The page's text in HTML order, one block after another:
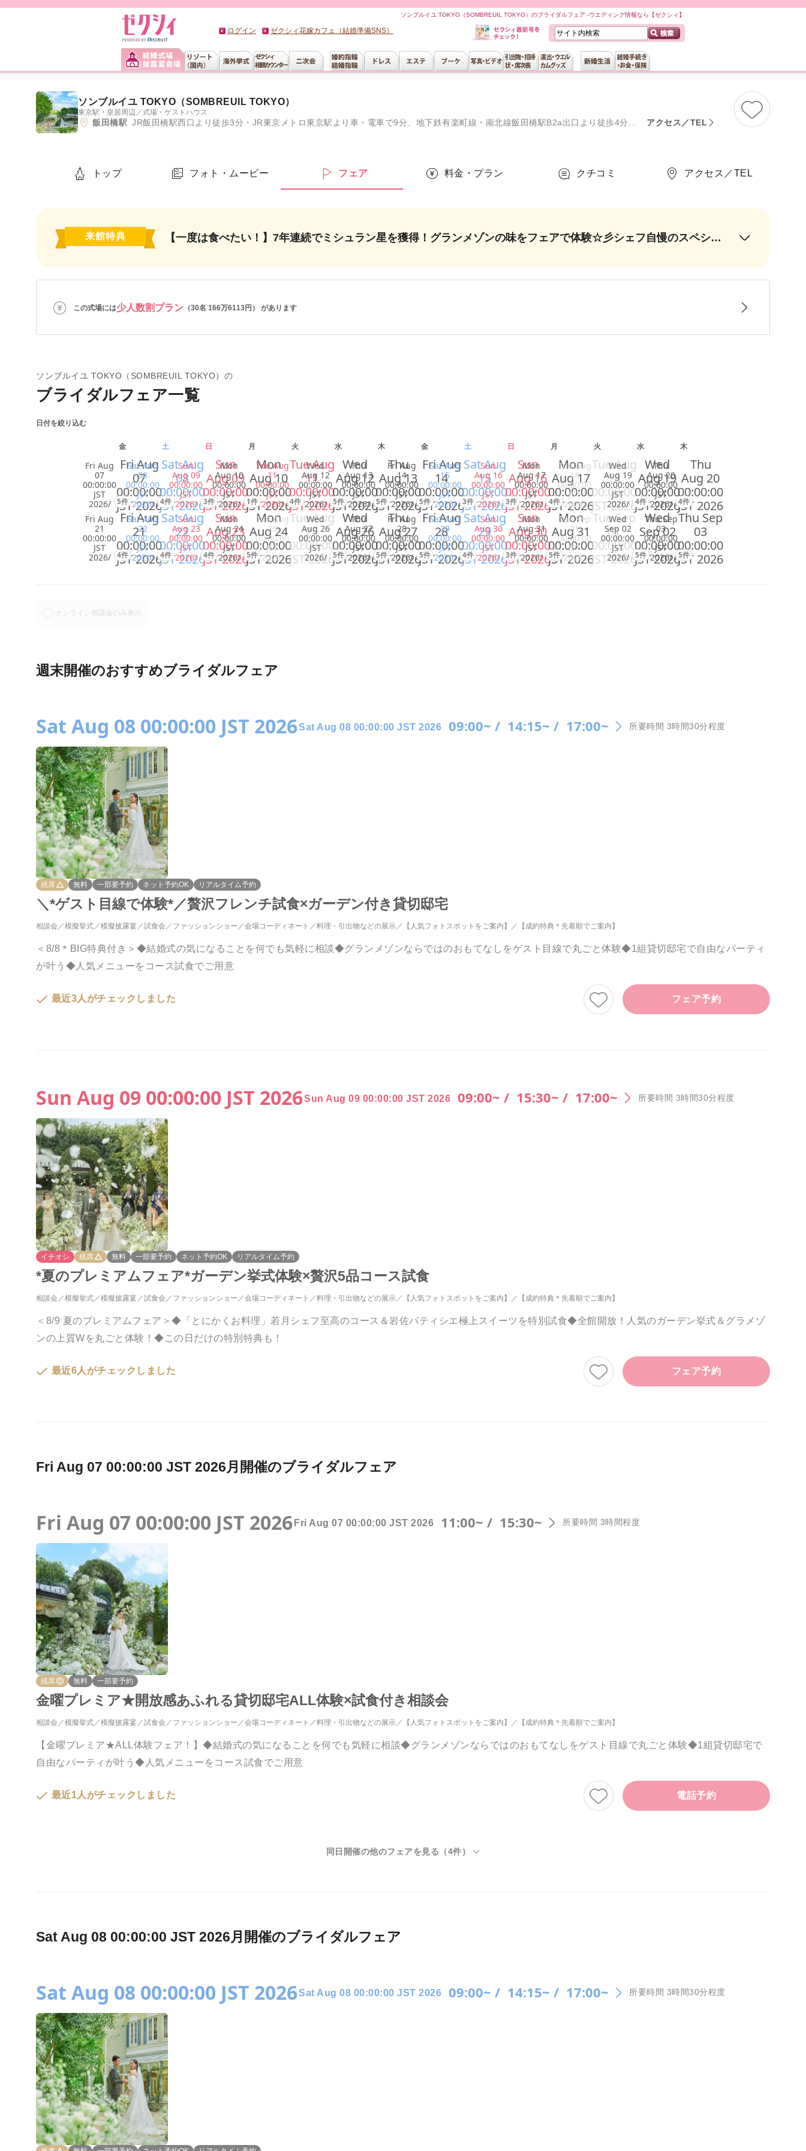
ソンブルイユ TOKYO（SOMBREUIL TOKYO）のブライダルフェア -ウエディング情報なら【ゼクシィ】
ログイン ゼクシィ花嫁カフェ（結婚準備SNS）
ソンブルイユ TOKYO（SOMBREUIL TOKYO）
東京駅・皇居周辺 ／式場・ゲストハウス
飯田橋駅 JR飯田橋駅西口より徒歩3分・JR東京メトロ東京駅より車・電車で9分、地下鉄有楽町線・南北線飯田橋駅B2a出口より徒歩4分、地下鉄東西線・都営大江戸線飯田橋駅A3出口より徒歩7分 アクセス／TEL
トップ フォト・ムービー フェア 料金・プラン クチコミ アクセス／TEL
来館特典 【一度は食べたい！】7年連続でミシュラン星を獲得！グランメゾンの味をフェアで体験☆彡シェフ自慢のスペシャリテや牛フィレ肉のグリエなど評判の美食をお愉しみください
この式場には少人数割プラン （30名 166万6113円） があります
ソンブルイユ TOKYO（SOMBREUIL TOKYO）の
ブライダルフェア一覧
日付を絞り込む
金 土 日 月 火 水 木 金 土 日 月 火 水 木
Fri Aug
07
00:00:00
JST
2026/
Fri Aug
07
00:00:00
JST 2026
5件
Sat Aug
08
00:00:00
JST
2026/
Sat Aug
08
00:00:00
JST 2026
4件
Sun
Aug 09
00:00:00
JST
2026/
Sun
Aug 09
00:00:00
JST 2026
3件
Mon
Aug 10
00:00:00
JST
2026/
Mon
Aug 10
00:00:00
JST 2026
1件
Tue Aug
11
00:00:00
JST
2026/
Tue Aug
11
00:00:00
JST 2026
4件
Wed
Aug 12
00:00:00
JST
2026/
Wed
Aug 12
00:00:00
JST 2026
5件
Thu
Aug 13
00:00:00
JST
2026/
Thu
Aug 13
00:00:00
JST 2026
5件
Fri Aug
14
00:00:00
JST
2026/
Fri Aug
14
00:00:00
JST 2026
5件
Sat Aug
15
00:00:00
JST
2026/
Sat Aug
15
00:00:00
JST 2026
3件
Sun
Aug 16
00:00:00
JST
2026/
Sun
Aug 16
00:00:00
JST 2026
3件
Mon
Aug 17
00:00:00
JST
2026/
Mon
Aug 17
00:00:00
JST 2026
4件
Tue Aug
18
00:00:00
JST
2026/
Tue Aug
18
00:00:00
JST 2026
Wed
Aug 19
00:00:00
JST
2026/
Wed
Aug 19
00:00:00
JST 2026
4件
Thu
Aug 20
00:00:00
JST
2026/
Thu
Aug 20
00:00:00
JST 2026
4件
Fri Aug
21
00:00:00
JST
2026/
Fri Aug
21
00:00:00
JST 2026
4件
Sat Aug
22
00:00:00
JST
2026/
Sat Aug
22
00:00:00
JST 2026
4件
Sun
Aug 23
00:00:00
JST
2026/
Sun
Aug 23
00:00:00
JST 2026
4件
Mon
Aug 24
00:00:00
JST
2026/
Mon
Aug 24
00:00:00
JST 2026
5件
Tue Aug
25
00:00:00
JST
2026/
Tue Aug
25
00:00:00
JST 2026
Wed
Aug 26
00:00:00
JST
2026/
Wed
Aug 26
00:00:00
JST 2026
5件
Thu
Aug 27
00:00:00
JST
2026/
Thu
Aug 27
00:00:00
JST 2026
5件
Fri Aug
28
00:00:00
JST
2026/
Fri Aug
28
00:00:00
JST 2026
5件
Sat Aug
29
00:00:00
JST
2026/
Sat Aug
29
00:00:00
JST 2026
4件
Sun
Aug 30
00:00:00
JST
2026/
Sun
Aug 30
00:00:00
JST 2026
3件
Mon
Aug 31
00:00:00
JST
2026/
Mon
Aug 31
00:00:00
JST 2026
5件
Tue Sep
01
00:00:00
JST
2026/
Tue Sep
01
00:00:00
JST 2026
Wed
Sep 02
00:00:00
JST
2026/
Wed
Sep 02
00:00:00
JST 2026
5件
Thu Sep
03
00:00:00
JST
2026/
Thu Sep
03
00:00:00
JST 2026
5件
オンライン相談会のみ表示
週末開催のおすすめブライダルフェア
Sat Aug 08 00:00:00 JST 2026Sat Aug 08 00:00:00 JST 2026 09:00~ / 14:15~ / 17:00~ 所要時間 3時間30分程度
残席 無料 一部要予約 ネット予約OK リアルタイム予約
＼*ゲスト目線で体験*／贅沢フレンチ試食×ガーデン付き貸切邸宅
相談会 模擬挙式 模擬披露宴 試食会 ファッションショー 会場コーディネート 料理・引出物などの展示 【人気フォトスポットをご案内】 【成約特典＊先着順でご案内】
＜8/8＊BIG特典付き＞◆結婚式の気になることを何でも気軽に相談◆グランメゾンならではのおもてなしをゲスト目線で丸ごと体験◆1組貸切邸宅で自由なパーティ
が叶う◆人気メニューをコース試食でご用意
最近3人がチェックしました フェア予約
Sun Aug 09 00:00:00 JST 2026Sun Aug 09 00:00:00 JST 2026 09:00~ / 15:30~ / 17:00~ 所要時間 3時間30分程度
イチオシ 残席 無料 一部要予約 ネット予約OK リアルタイム予約
*夏のプレミアムフェア*ガーデン挙式体験×贅沢5品コース試食
相談会 模擬挙式 模擬披露宴 試食会 ファッションショー 会場コーディネート 料理・引出物などの展示 【人気フォトスポットをご案内】 【成約特典＊先着順でご案内】
＜8/9 夏のプレミアムフェア＞◆「とにかくお料理」若月シェフ至高のコース＆岩佐パティシエ極上スイーツを特別試食◆全館開放！人気のガーデン挙式＆グラメゾ
ンの上質Wを丸ごと体験！◆この日だけの特別特典も！
最近6人がチェックしました フェア予約
Fri Aug 07 00:00:00 JST 2026月開催のブライダルフェア
Fri Aug 07 00:00:00 JST 2026 Fri Aug 07 00:00:00 JST 2026 11:00~ / 15:30~ 所要時間 3時間程度
残席 無料 一部要予約
金曜プレミア★開放感あふれる貸切邸宅ALL体験×試食付き相談会
相談会 模擬挙式 模擬披露宴 試食会 ファッションショー 会場コーディネート 料理・引出物などの展示 【人気フォトスポットをご案内】 【成約特典＊先着順でご案内】
【金曜プレミア★ALL体験フェア！】◆結婚式の気になることを何でも気軽に相談◆グランメゾンならではのおもてなしをゲスト目線で丸ごと体験◆1組貸切邸宅で
自由なパーティが叶う◆人気メニューをコース試食でご用意
最近1人がチェックしました 電話予約
同日開催の他のフェアを見る（4件）
Sat Aug 08 00:00:00 JST 2026月開催のブライダルフェア
Sat Aug 08 00:00:00 JST 2026Sat Aug 08 00:00:00 JST 2026 09:00~ / 14:15~ / 17:00~ 所要時間 3時間30分程度